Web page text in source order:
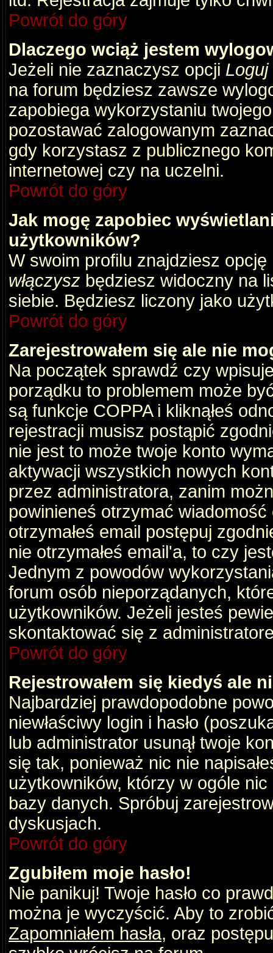
Powrót do góry
Dlaczego wciąż jestem
Jeżeli nie zaznaczysz opcji
na forum będziesz zawsze
zapobiega wykorzystaniu
pozostawać zalogowanym
gdy korzystasz z publicznego
internetowej czy na uczelni.
Powrót do góry
Jak mogę zapobiec
użytkowników?
W swoim profilu znajdziesz opcję
włączysz będziesz widoczny na
siebie. Będziesz liczony jako
Powrót do góry
Zarejestrowałem się ale nie
Na początek sprawdź czy
porządku to problemem może
są funkcje COPPA i kliknąłeś
rejestracji musisz postąpić
nie jest to może twoje konto
aktywacji wszystkich nowych
przez administratora, zanim
powinieneś otrzymać
otrzymałeś email postępuj
nie otrzymałeś email'a, to czy
Jednym z powodów
forum osób nieporządanych,
użytkowników. Jeżeli jesteś
skontaktować się z
Powrót do góry
Rejestrowałem się kiedyś ale
Najbardziej prawdopodobne
niewłaściwy login i hasło
lub administrator usunął twoje
się tak, ponieważ nic nie
użytkowników, którzy w ogóle
bazy danych. Spróbuj
dyskusjach.
Powrót do góry
Zgubiłem moje hasło!
Nie panikuj! Twoje hasło co
można je wyczyścić. Aby to
Zapomniałem hasła, oraz